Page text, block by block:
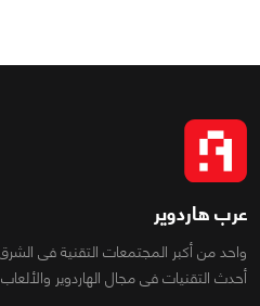
عرب هاردوير
واحد من أكبر المجتمعات التقنية فى
أحدث التقنيات فى مجال الهاردوير